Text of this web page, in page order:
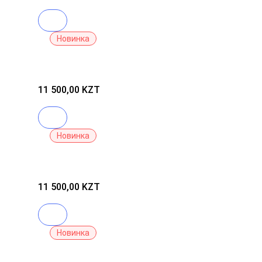
CUSHION
-
VANILLA
В корзину
Новинка
Tape
128
11 500,00 KZT
В корзину
Новинка
Tape
22N
11 500,00 KZT
В корзину
Новинка